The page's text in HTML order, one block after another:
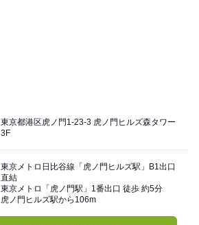
東京都港区虎ノ門1-23-3 虎ノ門ヒルズ森タワー
3F
東京メトロ日比谷線「虎ノ門ヒルズ駅」B1出口
直結
東京メトロ「虎ノ門駅」1番出口 徒歩 約5分
虎ノ門ヒルズ駅から106m